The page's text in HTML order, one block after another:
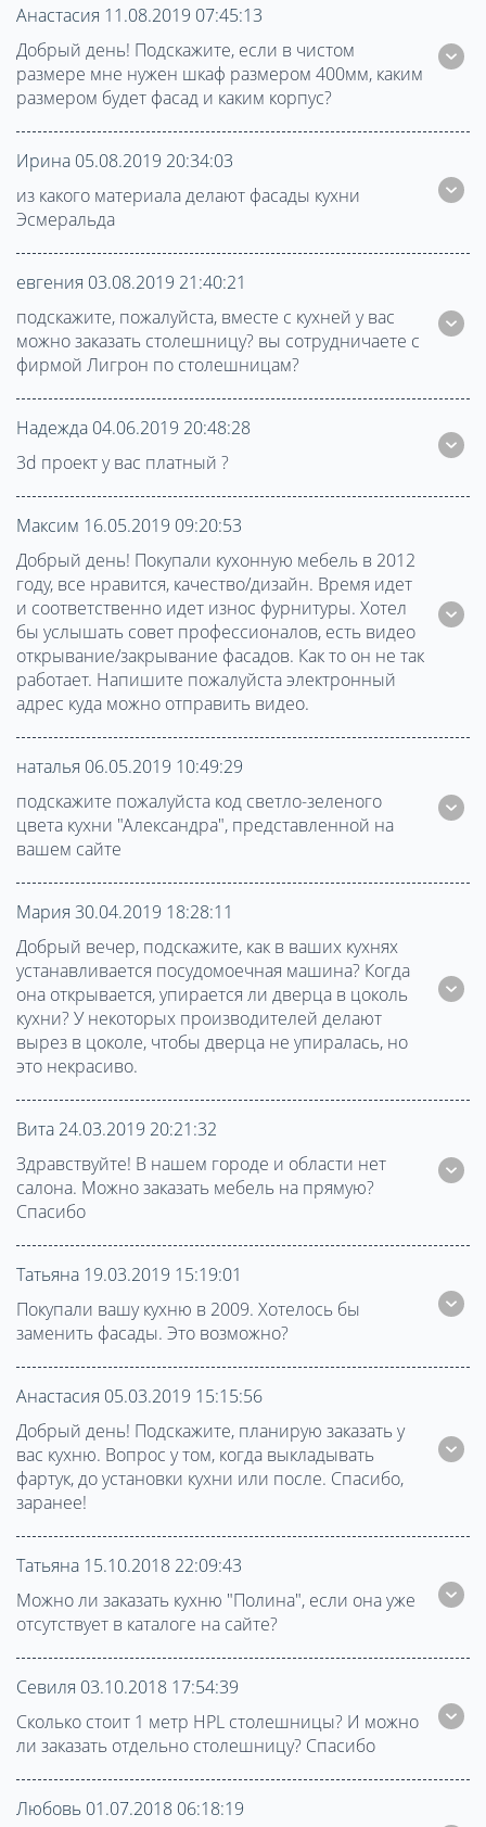
Анастасия 11.08.2019 07:45:13
Добрый день! Подскажите, если в чистом
размере мне нужен шкаф размером 400мм, каким
размером будет фасад и каким корпус?
Ирина 05.08.2019 20:34:03
из какого материала делают фасады кухни
Эсмеральда
евгения 03.08.2019 21:40:21
подскажите, пожалуйста, вместе с кухней у вас
можно заказать столешницу? вы сотрудничаете с
фирмой Лигрон по столешницам?
Надежда 04.06.2019 20:48:28
3d проект у вас платный ?
Максим 16.05.2019 09:20:53
Добрый день! Покупали кухонную мебель в 2012
году, все нравится, качество/дизайн. Время идет
и соответственно идет износ фурнитуры. Хотел
бы услышать совет профессионалов, есть видео
открывание/закрывание фасадов. Как то он не так
работает. Напишите пожалуйста электронный
адрес куда можно отправить видео.
наталья 06.05.2019 10:49:29
подскажите пожалуйста код светло-зеленого
цвета кухни "Александра", представленной на
вашем сайте
Мария 30.04.2019 18:28:11
Добрый вечер, подскажите, как в ваших кухнях
устанавливается посудомоечная машина? Когда
она открывается, упирается ли дверца в цоколь
кухни? У некоторых производителей делают
вырез в цоколе, чтобы дверца не упиралась, но
это некрасиво.
Вита 24.03.2019 20:21:32
Здравствуйте! В нашем городе и области нет
салона. Можно заказать мебель на прямую?
Спасибо
Татьяна 19.03.2019 15:19:01
Покупали вашу кухню в 2009. Хотелось бы
заменить фасады. Это возможно?
Анастасия 05.03.2019 15:15:56
Добрый день! Подскажите, планирую заказать у
вас кухню. Вопрос у том, когда выкладывать
фартук, до установки кухни или после. Спасибо,
заранее!
Татьяна 15.10.2018 22:09:43
Можно ли заказать кухню "Полина", если она уже
отсутствует в каталоге на сайте?
Севиля 03.10.2018 17:54:39
Сколько стоит 1 метр HPL столешницы? И можно
ли заказать отдельно столешницу? Спасибо
Любовь 01.07.2018 06:18:19